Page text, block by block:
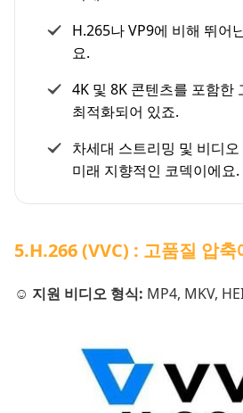
H.265나 VP9에 비해 뛰어
요.
4K 및 8K 콘텐츠를 포함한
최적화되어 있죠.
차세대 스트리밍 및 비디오
미래 지향적인 코덱이에요.
5.H.266 (VVC) : 고품질 압
☺️ 지원 비디오 형식: MP4, MKV,